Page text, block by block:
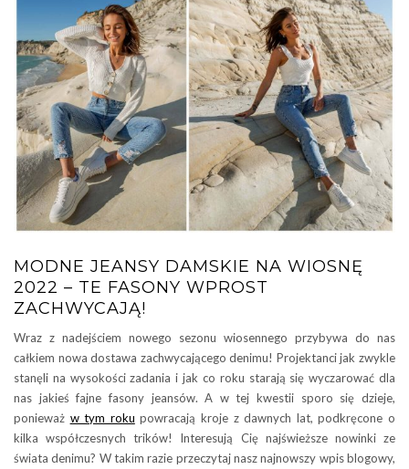
MODNE JEANSY DAMSKIE NA WIOSNĘ
2022 – TE FASONY WPROST
ZACHWYCAJĄ!
Wraz z nadejściem nowego sezonu wiosennego przybywa do nas
całkiem nowa dostawa zachwycającego denimu! Projektanci jak zwykle
stanęli na wysokości zadania i jak co roku starają się wyczarować dla
nas jakieś fajne fasony jeansów. A w tej kwestii sporo się dzieje,
ponieważ w tym roku powracają kroje z dawnych lat, podkręcone o
kilka współczesnych trików! Interesują Cię najświeższe nowinki ze
świata denimu? W takim razie przeczytaj nasz najnowszy wpis blogowy,